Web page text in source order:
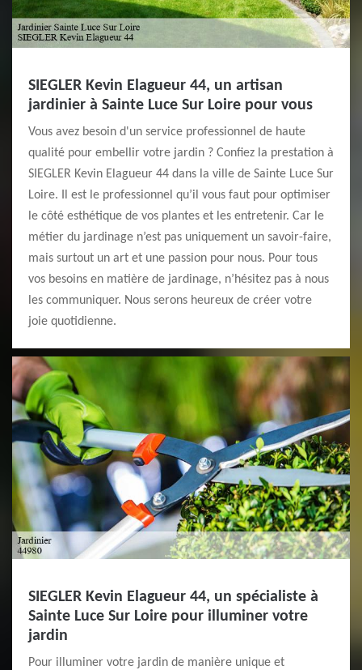
SIEGLER Kevin Elagueur 44, un artisan
jardinier à Sainte Luce Sur Loire pour vous
Vous avez besoin d'un service professionnel de haute
qualité pour embellir votre jardin ? Confiez la prestation à
SIEGLER Kevin Elagueur 44 dans la ville de Sainte Luce Sur
Loire. Il est le professionnel qu’il vous faut pour optimiser
le côté esthétique de vos plantes et les entretenir. Car le
métier du jardinage n’est pas uniquement un savoir-faire,
mais surtout un art et une passion pour nous. Pour tous
vos besoins en matière de jardinage, n’hésitez pas à nous
les communiquer. Nous serons heureux de créer votre
joie quotidienne.
SIEGLER Kevin Elagueur 44, un spécialiste à
Sainte Luce Sur Loire pour illuminer votre
jardin
Pour illuminer votre jardin de manière unique et